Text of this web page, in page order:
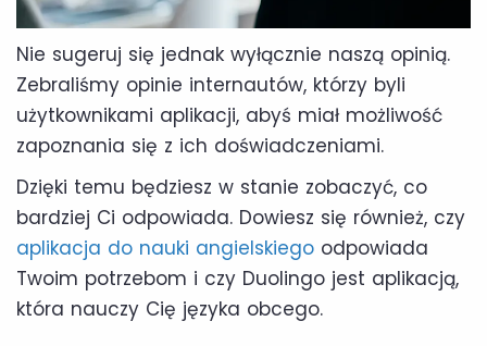
Nie sugeruj się jednak wyłącznie naszą opinią.
Zebraliśmy opinie internautów, którzy byli
użytkownikami aplikacji, abyś miał możliwość
zapoznania się z ich doświadczeniami.
Dzięki temu będziesz w stanie zobaczyć, co
bardziej Ci odpowiada. Dowiesz się również, czy
aplikacja do nauki angielskiego odpowiada
Twoim potrzebom i czy Duolingo jest aplikacją,
która nauczy Cię języka obcego.